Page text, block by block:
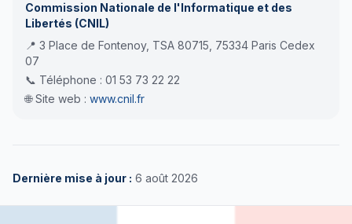
Commission Nationale de l'Informatique et des
Libertés (CNIL)
📍 3 Place de Fontenoy, TSA 80715, 75334 Paris Cedex
07
📞 Téléphone : 01 53 73 22 22
🌐 Site web : www.cnil.fr
Dernière mise à jour : 6 août 2026